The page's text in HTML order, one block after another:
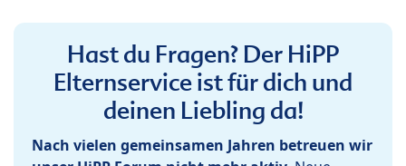
Hast du Fragen? Der HiPP
Elternservice ist für dich und
deinen Liebling da!
Nach vielen gemeinsamen Jahren betreuen wir